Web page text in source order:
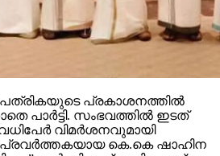
പ്രകാശനത്തില്‍
പാര്‍ട്ടി. സംഭവത്തില്‍ ഇടത്
വിമര്‍ശനവുമായി
കെ.കെ ഷാഹിന